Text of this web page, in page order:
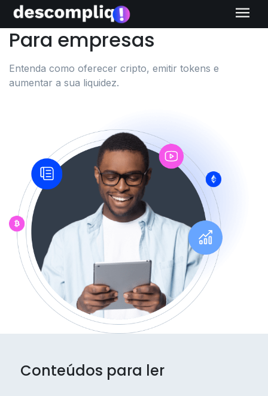
menu
Para empresas
Entenda como oferecer cripto, emitir tokens e
aumentar a sua liquidez.
Conteúdos para ler